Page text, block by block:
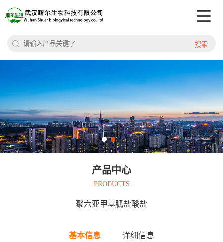
搜索
产品中心
PRODUCTS
聚六亚甲基胍盐酸盐
基本信息 详细信息